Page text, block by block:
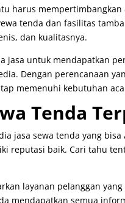
harus
tenda dan fasilitas
dan kualitasnya.
jasa untuk mendapatkan
Dengan perencanaan
memenuhi kebutuhan
Tenda
jasa sewa tenda yang
reputasi baik. Cari tahu
layanan pelanggan
mendapatkan semua